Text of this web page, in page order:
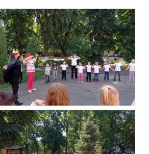
Развивающая предметно-
Обеспечение здоровья, безопасности,
Международное сотрудничество
Доступная среда
Участие в конкурсах
Школа маленьких